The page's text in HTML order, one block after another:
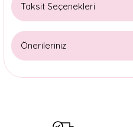
Taksit Seçenekleri
Önerileriniz
Bu ürünün fiyat bilgisi, resim,